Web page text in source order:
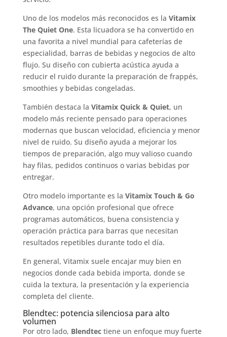
Uno de los modelos más reconocidos es la Vitamix
The Quiet One. Esta licuadora se ha convertido en
una favorita a nivel mundial para cafeterías de
especialidad, barras de bebidas y negocios de alto
flujo. Su diseño con cubierta acústica ayuda a
reducir el ruido durante la preparación de frappés,
smoothies y bebidas congeladas.
También destaca la Vitamix Quick & Quiet, un
modelo más reciente pensado para operaciones
modernas que buscan velocidad, eficiencia y menor
nivel de ruido. Su diseño ayuda a mejorar los
tiempos de preparación, algo muy valioso cuando
hay filas, pedidos continuos o varias bebidas por
entregar.
Otro modelo importante es la Vitamix Touch & Go
Advance, una opción profesional que ofrece
programas automáticos, buena consistencia y
operación práctica para barras que necesitan
resultados repetibles durante todo el día.
En general, Vitamix suele encajar muy bien en
negocios donde cada bebida importa, donde se
cuida la textura, la presentación y la experiencia
completa del cliente.
Blendtec: potencia silenciosa para alto
volumen
Por otro lado, Blendtectiene un enfoque muy fuerte